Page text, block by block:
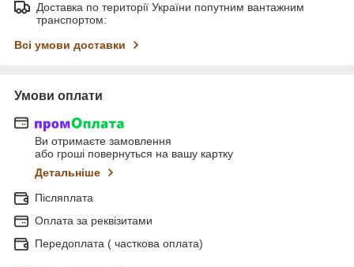
Доставка по території України попутним вантажним
транспортом:
Всі умови доставки
Умови оплати
Ви отримаєте замовлення
або гроші повернуться на вашу картку
Детальніше
Післяплата
Оплата за реквізитами
Передоплата ( часткова оплата)